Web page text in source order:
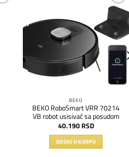
Dodaj
želja
BEKO
BEKO RoboSmart VRR 70214
VB robot usisivač sa posudom
40.190 RSD
DODAJ U KORPU